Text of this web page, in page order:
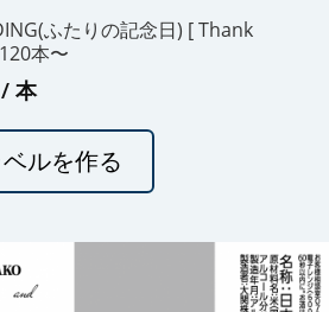
ふたりの記念日) [ Thank
本〜
/ 本
ルを作る